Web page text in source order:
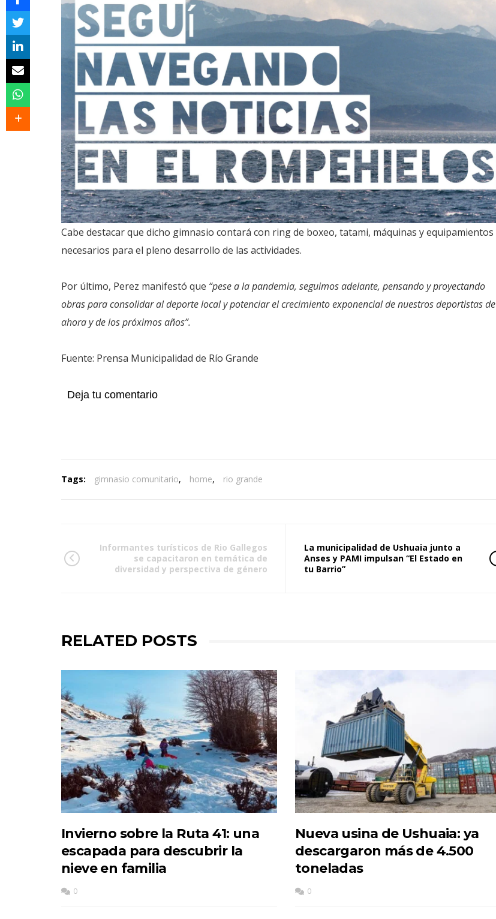
Cabe destacar que dicho gimnasio contará con ring de boxeo, tatami, máquinas y equipamientos
necesarios para el pleno desarrollo de las actividades.
Por último, Perez manifestó que “pese a la pandemia, seguimos adelante, pensando y proyectando
obras para consolidar al deporte local y potenciar el crecimiento exponencial de nuestros deportistas de
ahora y de los próximos años”.
Fuente: Prensa Municipalidad de Río Grande
Deja tu comentario
Tags: gimnasio comunitario, home, rio grande
Informantes turísticos de Rio Gallegos
se capacitaron en temática de
diversidad y perspectiva de género
La municipalidad de Ushuaia junto a
Anses y PAMI impulsan “El Estado en
tu Barrio”
RELATED POSTS
Invierno sobre la Ruta 41: una
escapada para descubrir la
nieve en familia
0
Nueva usina de Ushuaia: ya
descargaron más de 4.500
toneladas
0